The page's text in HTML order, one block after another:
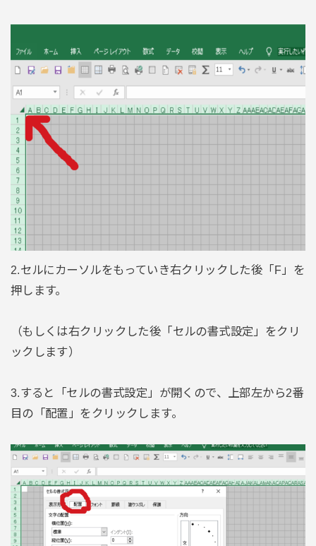
2.セルにカーソルをもっていき右クリックした後「F」を
押します。
（もしくは右クリックした後「セルの書式設定」をクリ
ックします）
3.すると「セルの書式設定」が開くので、上部左から2番
目の「配置」をクリックします。